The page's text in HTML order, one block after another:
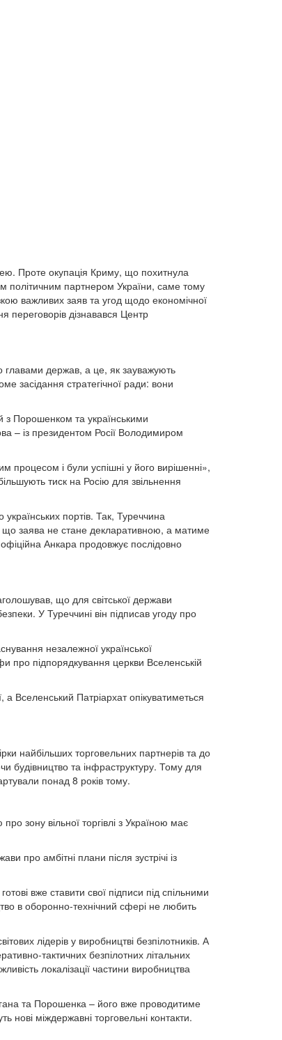
Проте окупація Криму, що похитнула
політичним партнером України, саме тому
важливих заяв та угод щодо економічної
переговорів дізнавався Центр
главами держав, а це, як зауважують
засідання стратегічної ради: вони
з Порошенком та українськими
– із президентом Росії Володимиром
процесом і були успішні у його вирішенні»,
тиск на Росію для звільнення
портів. Так, Туреччина
що заява не стане декларативною, а матиме
Анкара продовжує послідовно
що для світської держави
У Туреччині він підписав угоду про
незалежної української
про підпорядкування церкви Вселенській
а Вселенський Патріархат опікуватиметься
найбільших торговельних партнерів та до
будівництво та інфраструктуру. Тому для
понад 8 років тому.
зону вільної торгівлі з Україною має
про амбітні плани після зустрічі із
вже ставити свої підписи під спільними
в оборонно-технічний сфері не любить
лідерів у виробництві безпілотників. А
тактичних безпілотних літальних
локалізації частини виробництва
та Порошенка – його вже проводитиме
нові міждержавні торговельні контакти.